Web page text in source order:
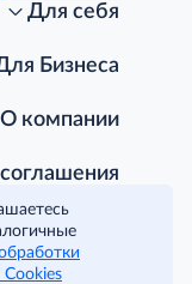
Для себя
и баланс
Бизнеса
О компании
2026
Cookies